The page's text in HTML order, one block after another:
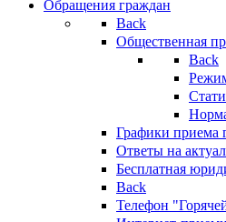
Обращения граждан
Back
Общественная
Back
Графики приема
Ответы на
Бесплатная
Back
Телефон